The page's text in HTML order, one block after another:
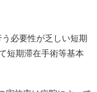
必要性が乏しい短期
短期滞在手術等基本